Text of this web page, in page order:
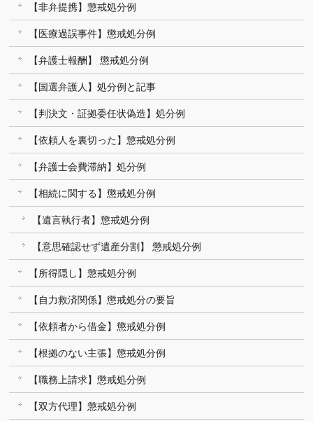
【非弁提携】懲戒処分例
【医療過誤事件】懲戒処分例
【弁護士報酬】 懲戒処分例
【国選弁護人】処分例と記事
【判決文・証拠委任状偽造】処分例
【依頼人を裏切った】懲戒処分例
【弁護士会費滞納】処分例
【相続に関する】懲戒処分例
【遺言執行者】懲戒処分例
【意思確認せず遺産分割】 懲戒処分例
【所得隠し】懲戒処分例
【自力救済関係】懲戒処分の要旨
【依頼者から借金】懲戒処分例
【根拠のない主張】懲戒処分例
【職務上請求】懲戒処分例
【双方代理】懲戒処分例